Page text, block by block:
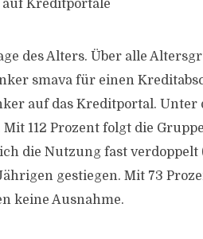
Kreditportale
des Alters. Über alle
smava für einen
auf das Kreditportal. Unter
112 Prozent folgt die
die Nutzung fast verdoppelt
gestiegen. Mit 73
keine Ausnahme.